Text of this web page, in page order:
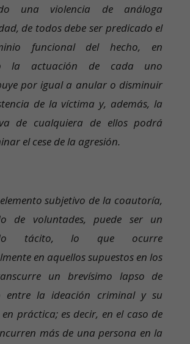
una violencia de análoga
de todos debe ser predicado el
funcional del hecho, en
la actuación de cada uno
por igual a anular o disminuir
de la víctima y, además, la
de cualquiera de ellos podrá
el cese de la agresión.
subjetivo de la coautoría,
de voluntades, puede ser un
tácito, lo que ocurre
en aquellos supuestos en los
un brevísimo lapso de
entre la ideación criminal y su
práctica; es decir, en el caso de
más de una persona en la